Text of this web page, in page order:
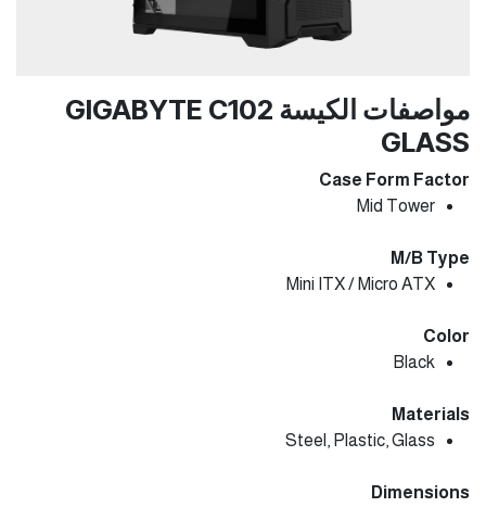
مواصفات الكيسة GIGABYTE C102
GLASS
Case Form Factor
Mid Tower
M/B Type
Mini ITX / Micro ATX
Color
Black
Materials
Steel, Plastic, Glass
Dimensions